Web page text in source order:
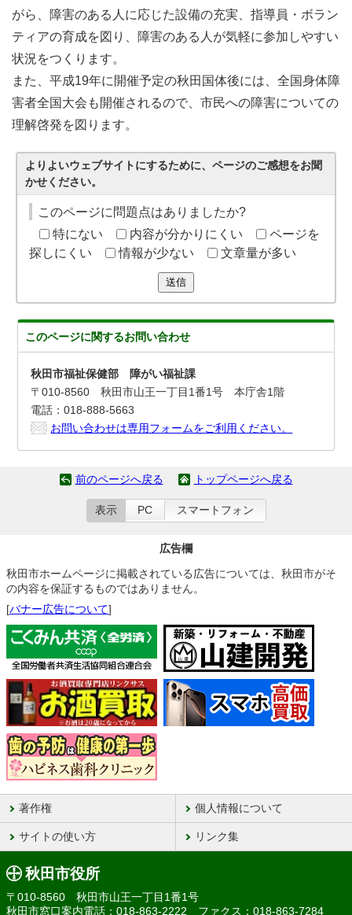
がら、障害のある人に応じた設備の充実、指導員・ボラン
ティアの育成を図り、障害のある人が気軽に参加しやすい
状況をつくります。
また、平成19年に開催予定の秋田国体後には、全国身体障
害者全国大会も開催されるので、市民への障害についての
理解啓発を図ります。
よりよいウェブサイトにするために、ページのご感想をお聞
かせください。
このページに問題点はありましたか?
特にない
内容が分かりにくい
ページを
探しにくい
情報が少ない 文章量が多い
送信
このページに関するお問い合わせ
秋田市福祉保健部 障がい福祉課
〒010-8560 秋田市山王一丁目1番1号 本庁舎1階
電話：018-888-5663
お問い合わせは専用フォームをご利用ください。
前のページへ戻る トップページへ戻る
表示 PC スマートフォン
広告欄
秋田市ホームページに掲載されている広告については、秋田市がそ
の内容を保証するものではありません。
[バナー広告について]
著作権 個人情報について
サイトの使い方 リンク集
秋田市役所
〒010-8560 秋田市山王一丁目1番1号
秋田市窓口案内電話：018-863-2222 ファクス：018-863-7284